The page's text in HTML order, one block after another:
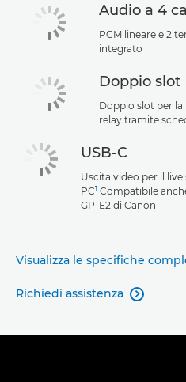
Audio a 4
PCM lineare e 2
integrato
Doppio slot
Doppio slot per
relay tramite
USB-C
Uscita video per il
PC1 Compatibile
GP-E2 di Canon
Visualizza le specifiche
Richiedi assistenza 